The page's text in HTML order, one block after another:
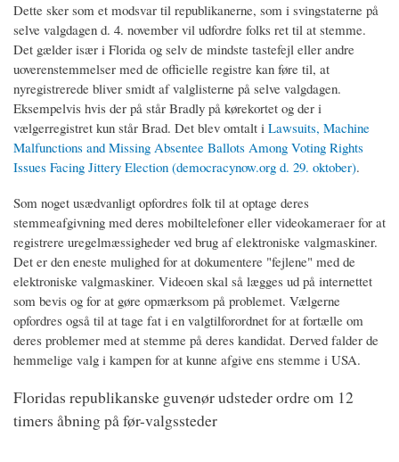
Dette sker som et modsvar til republikanerne, som i svingstaterne på
selve valgdagen d. 4. november vil udfordre folks ret til at stemme.
Det gælder især i Florida og selv de mindste tastefejl eller andre
uoverenstemmelser med de officielle registre kan føre til, at
nyregistrerede bliver smidt af valglisterne på selve valgdagen.
Eksempelvis hvis der på står Bradly på kørekortet og der i
vælgerregistret kun står Brad. Det blev omtalt i Lawsuits, Machine
Malfunctions and Missing Absentee Ballots Among Voting Rights
Issues Facing Jittery Election (democracynow.org d. 29. oktober).
Som noget usædvanligt opfordres folk til at optage deres
stemmeafgivning med deres mobiltelefoner eller videokameraer for at
registrere uregelmæssigheder ved brug af elektroniske valgmaskiner.
Det er den eneste mulighed for at dokumentere "fejlene" med de
elektroniske valgmaskiner. Videoen skal så lægges ud på internettet
som bevis og for at gøre opmærksom på problemet. Vælgerne
opfordres også til at tage fat i en valgtilforordnet for at fortælle om
deres problemer med at stemme på deres kandidat. Derved falder de
hemmelige valg i kampen for at kunne afgive ens stemme i USA.
Floridas republikanske guvenør udsteder ordre om 12
timers åbning på før-valgssteder